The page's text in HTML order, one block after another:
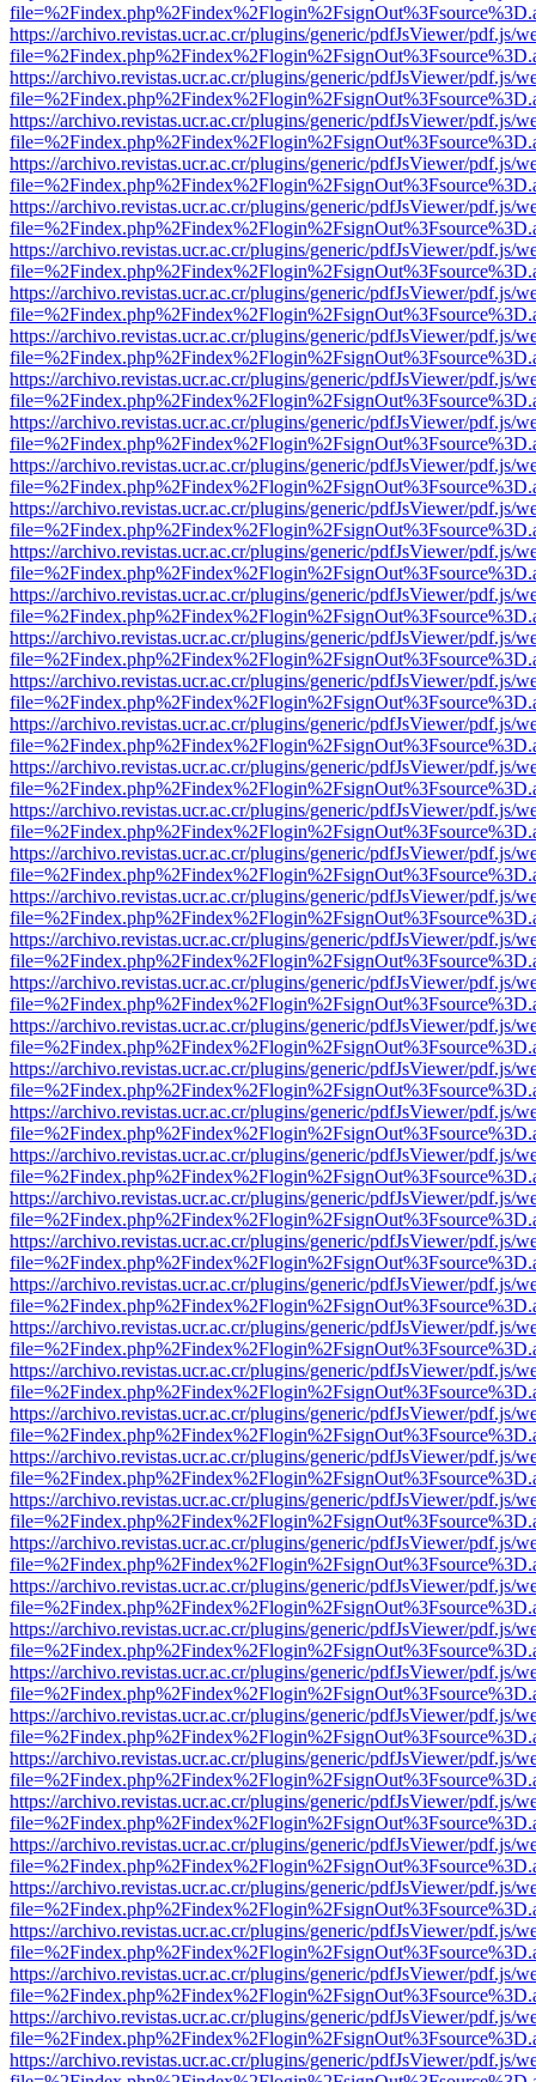
https://archivo.revistas.ucr.ac.cr/plugins/generic/pdfJsViewer/pdf.js/
https://archivo.revistas.ucr.ac.cr/plugins/generic/pdfJsViewer/pdf.js/
https://archivo.revistas.ucr.ac.cr/plugins/generic/pdfJsViewer/pdf.js/
https://archivo.revistas.ucr.ac.cr/plugins/generic/pdfJsViewer/pdf.js/
https://archivo.revistas.ucr.ac.cr/plugins/generic/pdfJsViewer/pdf.js/
https://archivo.revistas.ucr.ac.cr/plugins/generic/pdfJsViewer/pdf.js/
https://archivo.revistas.ucr.ac.cr/plugins/generic/pdfJsViewer/pdf.js/
https://archivo.revistas.ucr.ac.cr/plugins/generic/pdfJsViewer/pdf.js/
https://archivo.revistas.ucr.ac.cr/plugins/generic/pdfJsViewer/pdf.js/
https://archivo.revistas.ucr.ac.cr/plugins/generic/pdfJsViewer/pdf.js/
https://archivo.revistas.ucr.ac.cr/plugins/generic/pdfJsViewer/pdf.js/
https://archivo.revistas.ucr.ac.cr/plugins/generic/pdfJsViewer/pdf.js/
https://archivo.revistas.ucr.ac.cr/plugins/generic/pdfJsViewer/pdf.js/
https://archivo.revistas.ucr.ac.cr/plugins/generic/pdfJsViewer/pdf.js/
https://archivo.revistas.ucr.ac.cr/plugins/generic/pdfJsViewer/pdf.js/
https://archivo.revistas.ucr.ac.cr/plugins/generic/pdfJsViewer/pdf.js/
https://archivo.revistas.ucr.ac.cr/plugins/generic/pdfJsViewer/pdf.js/
https://archivo.revistas.ucr.ac.cr/plugins/generic/pdfJsViewer/pdf.js/
https://archivo.revistas.ucr.ac.cr/plugins/generic/pdfJsViewer/pdf.js/
https://archivo.revistas.ucr.ac.cr/plugins/generic/pdfJsViewer/pdf.js/
https://archivo.revistas.ucr.ac.cr/plugins/generic/pdfJsViewer/pdf.js/
https://archivo.revistas.ucr.ac.cr/plugins/generic/pdfJsViewer/pdf.js/
https://archivo.revistas.ucr.ac.cr/plugins/generic/pdfJsViewer/pdf.js/
https://archivo.revistas.ucr.ac.cr/plugins/generic/pdfJsViewer/pdf.js/
https://archivo.revistas.ucr.ac.cr/plugins/generic/pdfJsViewer/pdf.js/
https://archivo.revistas.ucr.ac.cr/plugins/generic/pdfJsViewer/pdf.js/
https://archivo.revistas.ucr.ac.cr/plugins/generic/pdfJsViewer/pdf.js/
https://archivo.revistas.ucr.ac.cr/plugins/generic/pdfJsViewer/pdf.js/
https://archivo.revistas.ucr.ac.cr/plugins/generic/pdfJsViewer/pdf.js/
https://archivo.revistas.ucr.ac.cr/plugins/generic/pdfJsViewer/pdf.js/
https://archivo.revistas.ucr.ac.cr/plugins/generic/pdfJsViewer/pdf.js/
https://archivo.revistas.ucr.ac.cr/plugins/generic/pdfJsViewer/pdf.js/
https://archivo.revistas.ucr.ac.cr/plugins/generic/pdfJsViewer/pdf.js/
https://archivo.revistas.ucr.ac.cr/plugins/generic/pdfJsViewer/pdf.js/
https://archivo.revistas.ucr.ac.cr/plugins/generic/pdfJsViewer/pdf.js/
https://archivo.revistas.ucr.ac.cr/plugins/generic/pdfJsViewer/pdf.js/
https://archivo.revistas.ucr.ac.cr/plugins/generic/pdfJsViewer/pdf.js/
https://archivo.revistas.ucr.ac.cr/plugins/generic/pdfJsViewer/pdf.js/
https://archivo.revistas.ucr.ac.cr/plugins/generic/pdfJsViewer/pdf.js/
https://archivo.revistas.ucr.ac.cr/plugins/generic/pdfJsViewer/pdf.js/
https://archivo.revistas.ucr.ac.cr/plugins/generic/pdfJsViewer/pdf.js/
https://archivo.revistas.ucr.ac.cr/plugins/generic/pdfJsViewer/pdf.js/
https://archivo.revistas.ucr.ac.cr/plugins/generic/pdfJsViewer/pdf.js/
https://archivo.revistas.ucr.ac.cr/plugins/generic/pdfJsViewer/pdf.js/
https://archivo.revistas.ucr.ac.cr/plugins/generic/pdfJsViewer/pdf.js/
https://archivo.revistas.ucr.ac.cr/plugins/generic/pdfJsViewer/pdf.js/
https://archivo.revistas.ucr.ac.cr/plugins/generic/pdfJsViewer/pdf.js/
https://archivo.revistas.ucr.ac.cr/plugins/generic/pdfJsViewer/pdf.js/